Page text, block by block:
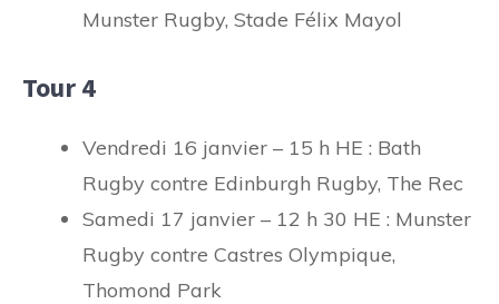
Munster Rugby, Stade Félix Mayol
Tour 4
Vendredi 16 janvier – 15 h HE : Bath
Rugby contre Edinburgh Rugby, The Rec
Samedi 17 janvier – 12 h 30 HE : Munster
Rugby contre Castres Olympique,
Thomond Park